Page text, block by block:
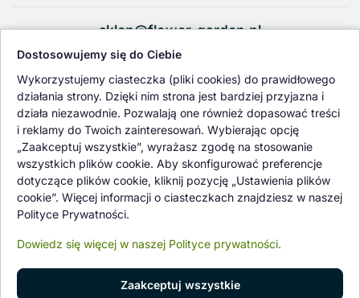
sklep@flower-garden.pl
Oferowane przez nas rośliny i nasiona podlegają regularnej ścisłej
kontroli jakości oraz kontroli zdrowotnej przeprowadzanej przez
wykwalifikowane osoby z Państwowej Inspekcji Ochrony Roślin i
Nasiennictwa.
Dostosowujemy się do Ciebie
Wykorzystujemy ciasteczka (pliki cookies) do prawidłowego
działania strony. Dzięki nim strona jest bardziej przyjazna i
działa niezawodnie. Pozwalają one również dopasować treści
i reklamy do Twoich zainteresowań. Wybierając opcję
„Zaakceptuj wszystkie”, wyrażasz zgodę na stosowanie
wszystkich plików cookie. Aby skonfigurować preferencje
dotyczące plików cookie, kliknij pozycję „Ustawienia plików
cookie”. Więcej informacji o ciasteczkach znajdziesz w naszej
Polityce Prywatności.
Dowiedz się więcej w naszej Polityce prywatności.
Zaakceptuj wszystkie